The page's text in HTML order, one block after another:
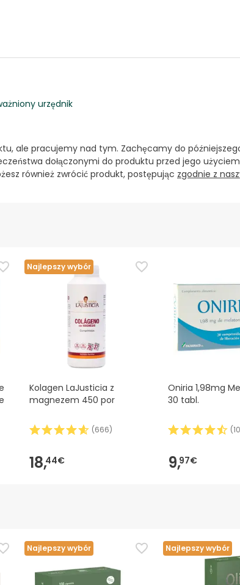
urzędnik
ale pracujemy nad tym. Zachęcamy do
dołączonymi do produktu przed jego
również zwrócić produkt, postępując zgodnie z
Najlepszy wybór
Kolagen LaJusticia z
magnezem 450 por
(666)
18,44€
Oniria 1,98mg
30 tabl.
(
9,97€
Najlepszy wybór Najlepszy wybór